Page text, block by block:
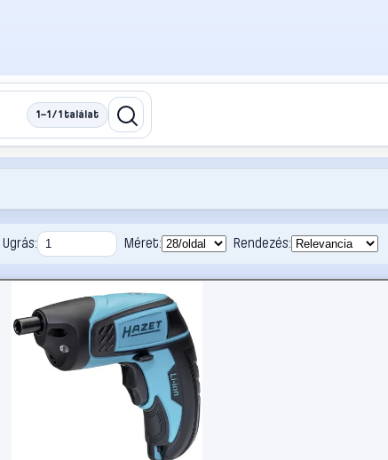
1–1 / 1 találat
Ugrás: Méret: Rendezés: